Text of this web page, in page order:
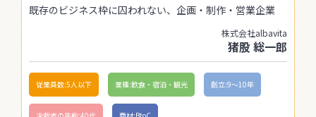
既存のビジネス枠に囚われない、企画・制作・営業企業
株式会社albavita
猪股 総一郎
従業員数:5人以下 業種:飲食・宿泊・観光 創立:9〜10年